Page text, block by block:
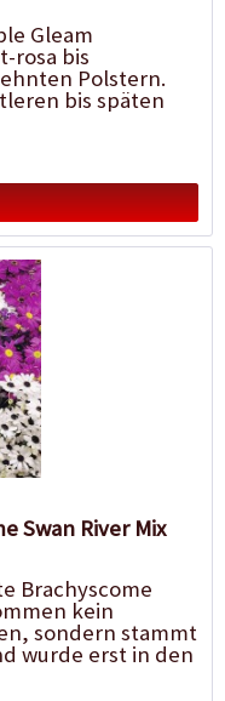
Gleam
rosa bis
Polstern.
bis späten
Wahl...
Swan River Mix
Brachyscome
kein
sondern stammt
wurde erst in den